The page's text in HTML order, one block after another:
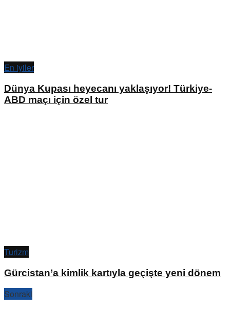
En iyiler
Dünya Kupası heyecanı yaklaşıyor! Türkiye-
ABD maçı için özel tur
Turizm
Gürcistan’a kimlik kartıyla geçişte yeni dönem
Sonraki